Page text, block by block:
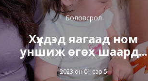
Боловсрол
Хүүхдэд яагаад ном
уншиж өгөх шаард...
2023 он 01 сар 5